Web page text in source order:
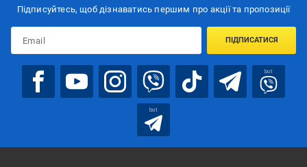
Підписуйтесь, щоб дізнаватись першим про акції та пропозиції
ПІДПИСАТИСЯ
bot
bot